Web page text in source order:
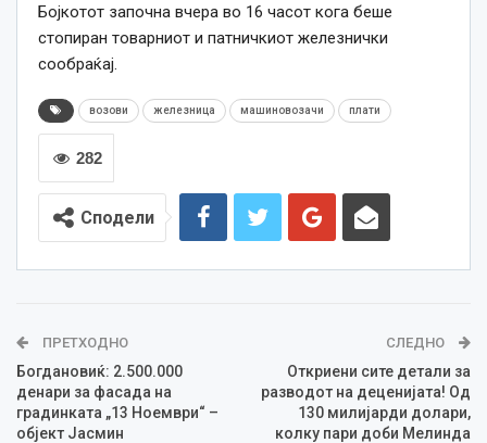
Бојкотот започна вчера во 16 часот кога беше
стопиран товарниот и патничкиот железнички
сообраќај.
возови железница машиновозачи плати
282
Сподели
ПРЕТХОДНО
Богдановиќ: 2.500.000
денари за фасада на
градинката „13 Ноември“ –
објект Јасмин
СЛЕДНО
Откриени сите детали за
разводот на деценијата! Од
130 милијарди долари,
колку пари доби Мелинда